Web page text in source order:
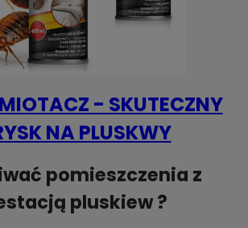
- SKUTECZNY
NA PLUSKWY
pomieszczenia z
pluskiew ?